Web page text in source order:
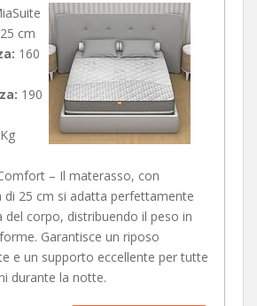
25 cm
160
190
– Il materasso, con
di 25 cm si adatta perfettamente
del corpo, distribuendo il peso in
Garantisce un riposo
e un supporto eccellente per tutte
durante la notte.